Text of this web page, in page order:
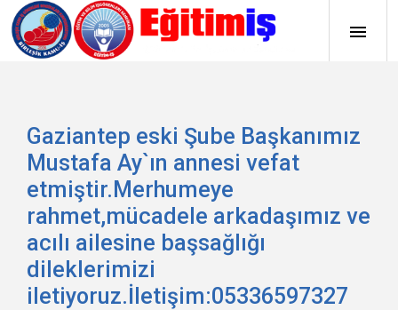
Gaziantep eski Şube Başkanımız
Mustafa Ay`ın annesi vefat
etmiştir.Merhumeye
rahmet,mücadele arkadaşımız ve
acılı ailesine başsağlığı
dileklerimizi
iletiyoruz.İletişim:05336597327